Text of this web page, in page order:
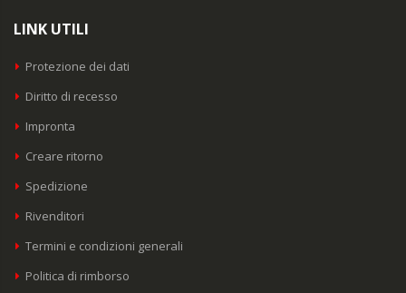
LINK UTILI
Protezione dei dati
Diritto di recesso
Impronta
Creare ritorno
Spedizione
Rivenditori
Termini e condizioni generali
Politica di rimborso